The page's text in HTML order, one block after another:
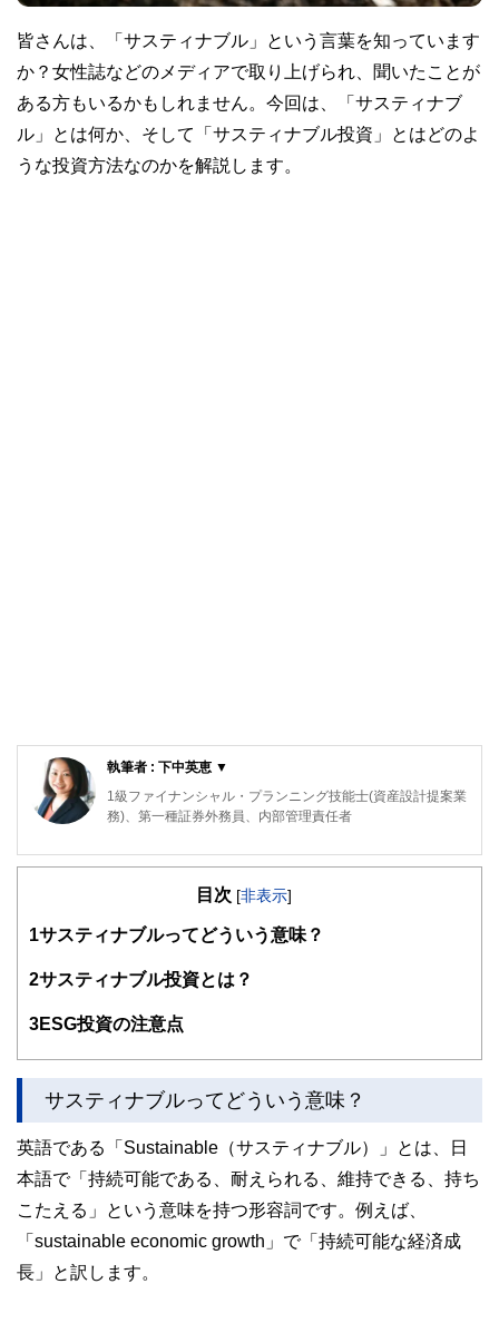
皆さんは、「サスティナブル」という言葉を知っています
か？女性誌などのメディアで取り上げられ、聞いたことが
ある方もいるかもしれません。今回は、「サスティナブ
ル」とは何か、そして「サスティナブル投資」とはどのよ
うな投資方法なのかを解説します。
執筆者 : 下中英恵 ▼
1級ファイナンシャル・プランニング技能士(資産設計提案業
務)、第一種証券外務員、内部管理責任者
東京都出身。2008年慶應義塾大学商学部卒業後、三菱UFJメ
て、ファイナンシャルプランナーとして活動。現在は日本東
て、金融記事の執筆活動を行っています
http://fp.shitanaka.com/”
目次 [非表示]
1サスティナブルってどういう意味？
2サスティナブル投資とは？
3ESG投資の注意点
サスティナブルってどういう意味？
英語である「Sustainable（サスティナブル）」とは、日
本語で「持続可能である、耐えられる、維持できる、持ち
こたえる」という意味を持つ形容詞です。例えば、
「sustainable economic growth」で「持続可能な経済成
長」と訳します。